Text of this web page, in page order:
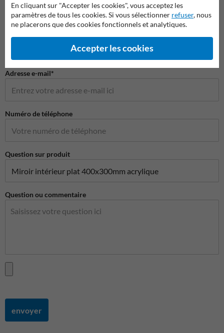
Adresse e-mail*
Numéro de téléphone
Question sur produit
Question ou commentaire
envoyer
En cliquant sur "Accepter les cookies", vous acceptez les
paramètres de tous les cookies. Si vous sélectionner refuser, nous
ne placerons que des cookies fonctionnels et analytiques.
Accepter les cookies